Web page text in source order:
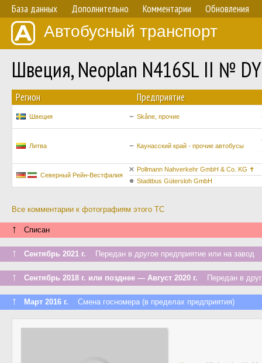
База данных Дополнительно Комментарии Обновления
Автобусный транспорт
Швеция, Neoplan N416SL II №
Регион Предприятие
Швеция Skåne, прочие
Литва Каунасский край - прочие автобусы
Северный Рейн-Вестфалия
Pollmann Nahverkehr GmbH & Co. KG ✝
Stadtbus Gütersloh GmbH
Все комментарии к фотографиям этого ТС
↑ Списан
↑ Сентябрь 2021 г. Передан в другое предприятие или на завод
↑ Сентябрь 2018 г. или позднее — Август 2020 г. Передан в
↑ Март 2016 г. Смена госномера (в пределах предприятия)